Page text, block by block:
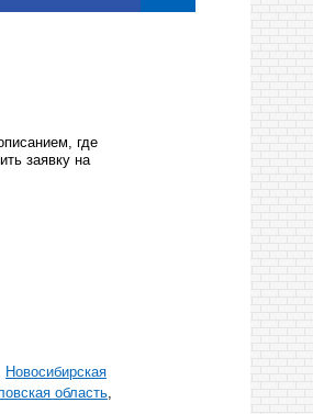
где
заявку на
Новосибирская
область,